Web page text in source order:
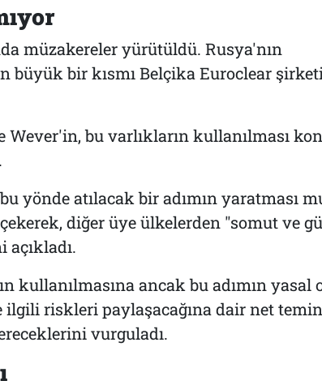
müzakereler yürütüldü. Rusya'nın
büyük bir kısmı Belçika Euroclear
Wever'in, bu varlıkların kullanılması
yönde atılacak bir adımın yaratması
diğer üye ülkelerden "somut ve
kullanılmasına ancak bu adımın yasal
riskleri paylaşacağına dair net
vurguladı.